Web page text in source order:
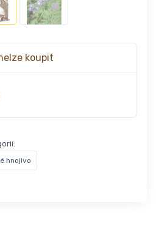
koupit
hnojivo